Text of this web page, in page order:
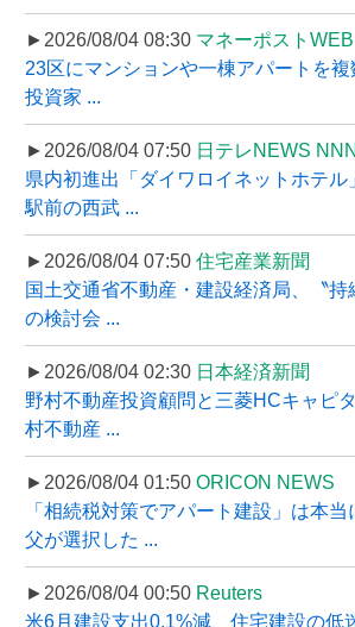
►2026/08/04 08:30 マネーポストWEB
23区にマンションや一棟アパートを
投資家 ...
►2026/08/04 07:50 日テレNEWS NNN
県内初進出「ダイワロイネットホテル
駅前の西武 ...
►2026/08/04 07:50 住宅産業新聞
国土交通省不動産・建設経済局、〝持
の検討会 ...
►2026/08/04 02:30 日本経済新聞
野村不動産投資顧問と三菱HCキャピ
村不動産 ...
►2026/08/04 01:50 ORICON NEWS
「相続税対策でアパート建設」は本
父が選択した ...
►2026/08/04 00:50 Reuters
米6月建設支出0.1%減、住宅建設の低